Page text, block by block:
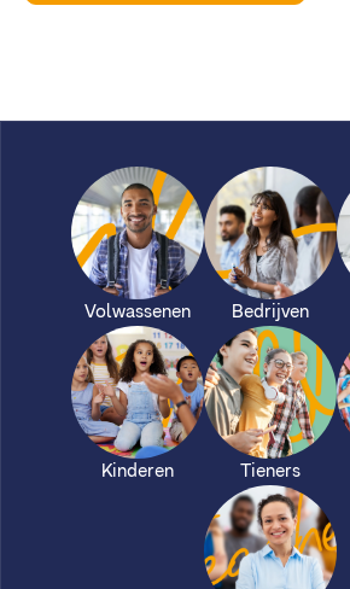
Volwassenen Bedrijven
Kinderen Tieners